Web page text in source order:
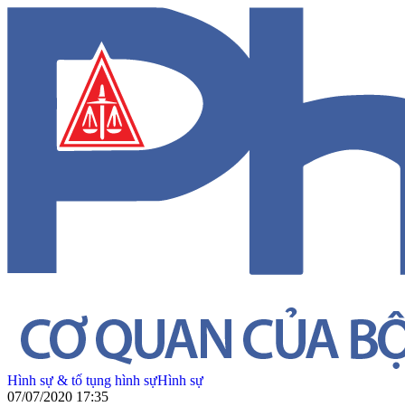
Hình sự & tố tụng hình sựHình sự
07/07/2020 17:35